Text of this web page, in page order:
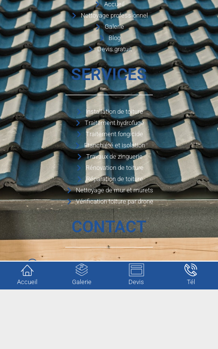
Accueil Galerie Devis Tél
Accueil
Nettoyage professionnel
Galerie
Blog
Devis gratuit
SERVICES
Installation de toiture
Traitement hydrofuge
Traitement fongicide
Etanchiété et isolation
Travaux de zinguerie
Rénovation de toiture
Réparation de toiture
Nettoyage de mur et murets
Vérification toiture par drone
CONTACT
1750 route de la petite carpenterie, 76 190 Valliquerville
cgotrenovation@gmail.com